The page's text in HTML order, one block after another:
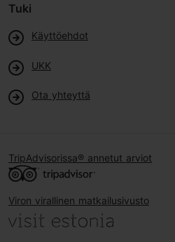
Tuki
Käyttöehdot
UKK
Ota yhteyttä
TripAdvisorissa® annetut arviot
Viron virallinen matkailusivusto